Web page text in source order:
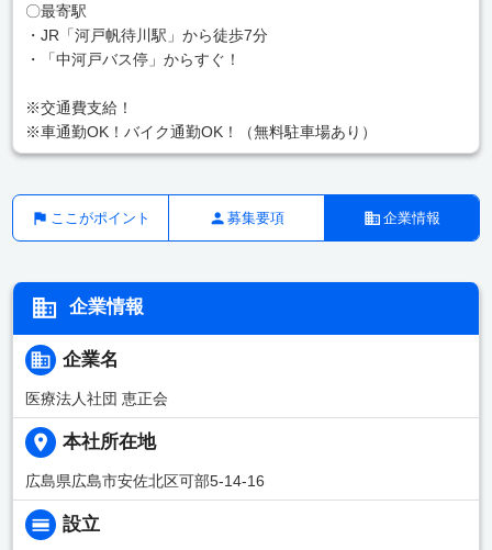
〇最寄駅
・JR「河戸帆待川駅」から徒歩7分
・「中河戸バス停」からすぐ！
※交通費支給！
※車通勤OK！バイク通勤OK！（無料駐車場あり）
ここがポイント 募集要項 企業情報
企業情報
企業名
医療法人社団 恵正会
本社所在地
広島県広島市安佐北区可部5-14-16
設立